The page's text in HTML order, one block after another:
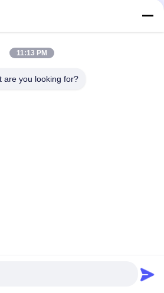
11:13 PM
are you looking for?